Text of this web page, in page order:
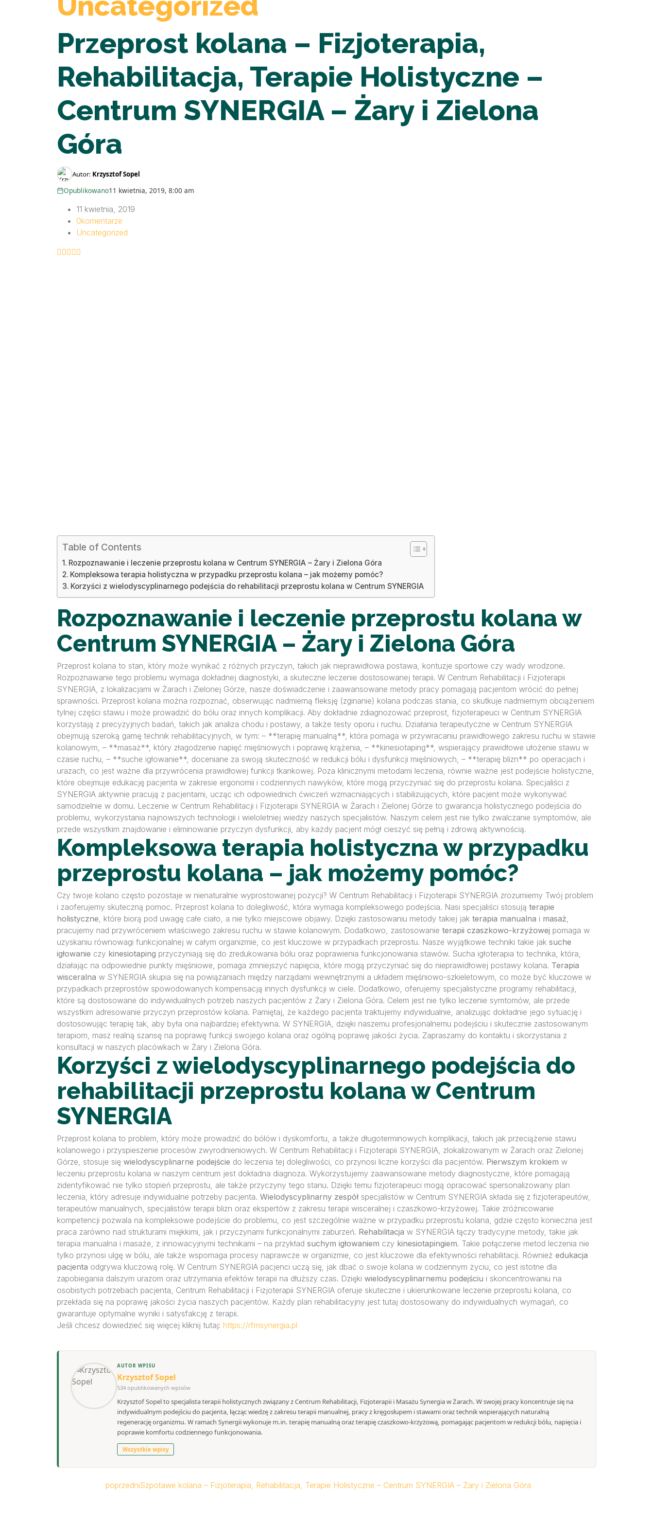
Przeprost kolana – Fizjoterapia,
Rehabilitacja, Terapie Holistyczne –
Centrum SYNERGIA – Żary i Zielona
Góra
Autor: Krzysztof Sopel
Opublikowano11 kwietnia, 2019, 8:00 am
11 kwietnia, 2019
0komentarze
Uncategorized
Table of Contents
Rozpoznawanie i leczenie przeprostu kolana w Centrum SYNERGIA – Żary i Zielona Góra
Kompleksowa terapia holistyczna w przypadku przeprostu kolana – jak możemy pomóc?
Korzyści z wielodyscyplinarnego podejścia do rehabilitacji przeprostu kolana w Centrum SYNERGIA
Rozpoznawanie i leczenie przeprostu kolana w
Centrum SYNERGIA – Żary i Zielona Góra
Przeprost kolana to stan, który może wynikać z różnych przyczyn, takich jak nieprawidłowa postawa, kontuzje sportowe czy wady wrodzone.
Rozpoznawanie tego problemu wymaga dokładnej diagnostyki, a skuteczne leczenie dostosowanej terapii. W Centrum Rehabilitacji i Fizjoterapii
SYNERGIA, z lokalizacjami w Żarach i Zielonej Górze, nasze doświadczenie i zaawansowane metody pracy pomagają pacjentom wrócić do pełnej
sprawności. Przeprost kolana można rozpoznać, obserwując nadmierną fleksję (zginanie) kolana podczas stania, co skutkuje nadmiernym obciążeniem
tylnej części stawu i może prowadzić do bólu oraz innych komplikacji. Aby dokładnie zdiagnozować przeprost, fizjoterapeuci w Centrum SYNERGIA
korzystają z precyzyjnych badań, takich jak analiza chodu i postawy, a także testy oporu i ruchu. Działania terapeutyczne w Centrum SYNERGIA
obejmują szeroką gamę technik rehabilitacyjnych, w tym: – **terapię manualną**, która pomaga w przywracaniu prawidłowego zakresu ruchu w stawie
kolanowym, – **masaż**, który złagodzenie napięć mięśniowych i poprawę krążenia, – **kinesiotaping**, wspierający prawidłowe ułożenie stawu w
czasie ruchu, – **suche igłowanie**, doceniane za swoją skuteczność w redukcji bólu i dysfunkcji mięśniowych, – **terapię blizn** po operacjach i
urazach, co jest ważne dla przywrócenia prawidłowej funkcji tkankowej. Poza klinicznymi metodami leczenia, równie ważne jest podejście holistyczne,
które obejmuje edukację pacjenta w zakresie ergonomii i codziennych nawyków, które mogą przyczyniać się do przeprostu kolana. Specjaliści z
SYNERGIA aktywnie pracują z pacjentami, ucząc ich odpowiednich ćwiczeń wzmacniających i stabilizujących, które pacjent może wykonywać
samodzielnie w domu. Leczenie w Centrum Rehabilitacji i Fizjoterapii SYNERGIA w Żarach i Zielonej Górze to gwarancja holistycznego podejścia do
problemu, wykorzystania najnowszych technologii i wieloletniej wiedzy naszych specjalistów. Naszym celem jest nie tylko zwalczanie symptomów, ale
przede wszystkim znajdowanie i eliminowanie przyczyn dysfunkcji, aby każdy pacjent mógł cieszyć się pełną i zdrową aktywnością.
Kompleksowa terapia holistyczna w przypadku
przeprostu kolana – jak możemy pomóc?
Czy twoje kolano często pozostaje w nienaturalnie wyprostowanej pozycji? W Centrum Rehabilitacji i Fizjoterapii SYNERGIA zrozumiemy Twój problem
i zaoferujemy skuteczną pomoc. Przeprost kolana to dolegliwość, która wymaga kompleksowego podejścia. Nasi specjaliści stosują terapie
holistyczne, które biorą pod uwagę całe ciało, a nie tylko miejscowe objawy. Dzięki zastosowaniu metody takiej jak terapia manualna i masaż,
pracujemy nad przywróceniem właściwego zakresu ruchu w stawie kolanowym. Dodatkowo, zastosowanie terapii czaszkowo-krzyżowej pomaga w
uzyskaniu równowagi funkcjonalnej w całym organizmie, co jest kluczowe w przypadkach przeprostu. Nasze wyjątkowe techniki takie jak suche
igłowanie czy kinesiotaping przyczyniają się do zredukowania bólu oraz poprawienia funkcjonowania stawów. Sucha igłoterapia to technika, która,
działając na odpowiednie punkty mięśniowe, pomaga zmniejszyć napięcia, które mogą przyczyniać się do nieprawidłowej postawy kolana. Terapia
wisceralna w SYNERGIA skupia się na powiązaniach między narządami wewnętrznymi a układem mięśniowo-szkieletowym, co może być kluczowe w
przypadkach przeprostów spowodowanych kompensacją innych dysfunkcji w ciele. Dodatkowo, oferujemy specjalistyczne programy rehabilitacji,
które są dostosowane do indywidualnych potrzeb naszych pacjentów z Żary i Zielona Góra. Celem jest nie tylko leczenie symtomów, ale przede
wszystkim adresowanie przyczyn przeprostów kolana. Pamiętaj, że każdego pacjenta traktujemy indywidualnie, analizując dokładnie jego sytuację i
dostosowując terapię tak, aby była ona najbardziej efektywna. W SYNERGIA, dzięki naszemu profesjonalnemu podejściu i skutecznie zastosowanym
terapiom, masz realną szansę na poprawę funkcji swojego kolana oraz ogólną poprawę jakości życia. Zapraszamy do kontaktu i skorzystania z
konsultacji w naszych placówkach w Żary i Zielona Góra.
Korzyści z wielodyscyplinarnego podejścia do
rehabilitacji przeprostu kolana w Centrum
SYNERGIA
Przeprost kolana to problem, który może prowadzić do bólów i dyskomfortu, a także długoterminowych komplikacji, takich jak przeciążenie stawu
kolanowego i przyspieszenie procesów zwyrodnieniowych. W Centrum Rehabilitacji i Fizjoterapii SYNERGIA, zlokalizowanym w Żarach oraz Zielonej
Górze, stosuje się wielodyscyplinarne podejście do leczenia tej dolegliwości, co przynosi liczne korzyści dla pacjentów. Pierwszym krokiem w
leczeniu przeprostu kolana w naszym centrum jest dokładna diagnoza. Wykorzystujemy zaawansowane metody diagnostyczne, które pomagają
zidentyfikować nie tylko stopień przeprostu, ale także przyczyny tego stanu. Dzięki temu fizjoterapeuci mogą opracować spersonalizowany plan
leczenia, który adresuje indywidualne potrzeby pacjenta. Wielodyscyplinarny zespół specjalistów w Centrum SYNERGIA składa się z fizjoterapeutów,
terapeutów manualnych, specjalistów terapii blizn oraz ekspertów z zakresu terapii wisceralnej i czaszkowo-krzyżowej. Takie zróżnicowanie
kompetencji pozwala na kompleksowe podejście do problemu, co jest szczególnie ważne w przypadku przeprostu kolana, gdzie często konieczna jest
praca zarówno nad strukturami miękkimi, jak i przyczynami funkcjonalnymi zaburzeń. Rehabilitacja w SYNERGIA łączy tradycyjne metody, takie jak
terapia manualna i masaże, z innowacyjnymi technikami – na przykład suchym igłowaniem czy kinesiotapingiem. Takie połączenie metod leczenia nie
tylko przynosi ulgę w bólu, ale także wspomaga procesy naprawcze w organizmie, co jest kluczowe dla efektywności rehabilitacji. Również edukacja
pacjenta odgrywa kluczową rolę. W Centrum SYNERGIA pacjenci uczą się, jak dbać o swoje kolana w codziennym życiu, co jest istotne dla
zapobiegania dalszym urazom oraz utrzymania efektów terapii na dłuższy czas. Dzięki wielodyscyplinarnemu podejściu i skoncentrowaniu na
osobistych potrzebach pacjenta, Centrum Rehabilitacji i Fizjoterapii SYNERGIA oferuje skuteczne i ukierunkowane leczenie przeprostu kolana, co
przekłada się na poprawę jakości życia naszych pacjentów. Każdy plan rehabilitacyjny jest tutaj dostosowany do indywidualnych wymagań, co
gwarantuje optymalne wyniki i satysfakcję z terapii.
Jeśli chcesz dowiedzieć się więcej kliknij tutaj: https://rfmsynergia.pl
AUTOR WPISU
Krzysztof Sopel
534 opublikowanych wpisów
Krzysztof Sopel to specjalista terapii holistycznych związany z Centrum Rehabilitacji, Fizjoterapii i Masażu Synergia w Żarach. W swojej pracy koncentruje się na
indywidualnym podejściu do pacjenta, łącząc wiedzę z zakresu terapii manualnej, pracy z kręgosłupem i stawami oraz technik wspierających naturalną
regenerację organizmu. W ramach Synergii wykonuje m.in. terapię manualną oraz terapię czaszkowo-krzyżową, pomagając pacjentom w redukcji bólu, napięcia i
poprawie komfortu codziennego funkcjonowania.
Wszystkie wpisy
poprzedniSzpotawe kolana – Fizjoterapia, Rehabilitacja, Terapie Holistyczne – Centrum SYNERGIA – Żary i Zielona Góra